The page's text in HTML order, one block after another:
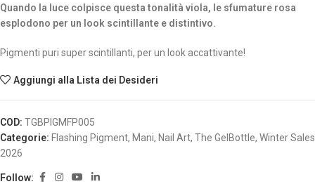
Quando la luce colpisce questa tonalità viola, le sfumature rosa
esplodono per un look scintillante e distintivo.
Pigmenti puri super scintillanti, per un look accattivante!
Aggiungi alla Lista dei Desideri
COD: TGBPIGMFP005
Categorie: Flashing Pigment, Mani, Nail Art, The GelBottle, Winter Sales
2026
Follow: